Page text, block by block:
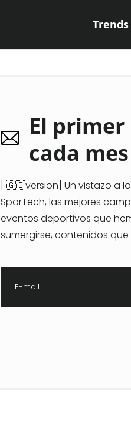
Trends
El
cada mes
[ 🇬🇧version] Un vistazo a
SporTech, las mejores
eventos deportivos que
sumergirse, contenidos
E-mail